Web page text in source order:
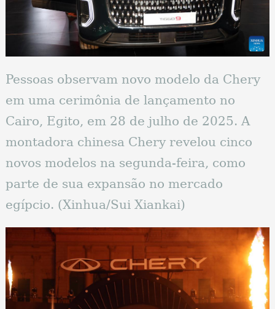
Pessoas observam novo modelo da Chery
em uma cerimônia de lançamento no
Cairo, Egito, em 28 de julho de 2025. A
montadora chinesa Chery revelou cinco
novos modelos na segunda-feira, como
parte de sua expansão no mercado
egípcio. (Xinhua/Sui Xiankai)